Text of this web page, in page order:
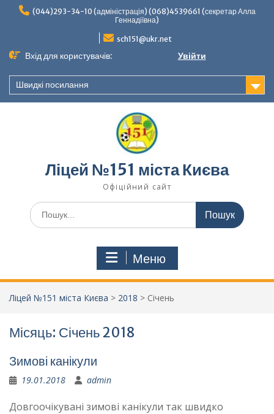
Перейти(044)293-34-10 (адміністрація) (068)4539661 (секретар Алла
Геннадіївна)
sch151@ukr.net
Вхід для користувачів: Увійти
Швидкі посилання
Ліцей №151 міста Києва
Офіційний сайт
Шукати:
Меню
Ліцей №151 міста Києва > 2018 > Січень
Місяць: Січень 2018
Зимові канікули
19.01.2018 admin
Довгоочікувані зимові канікули так швидко